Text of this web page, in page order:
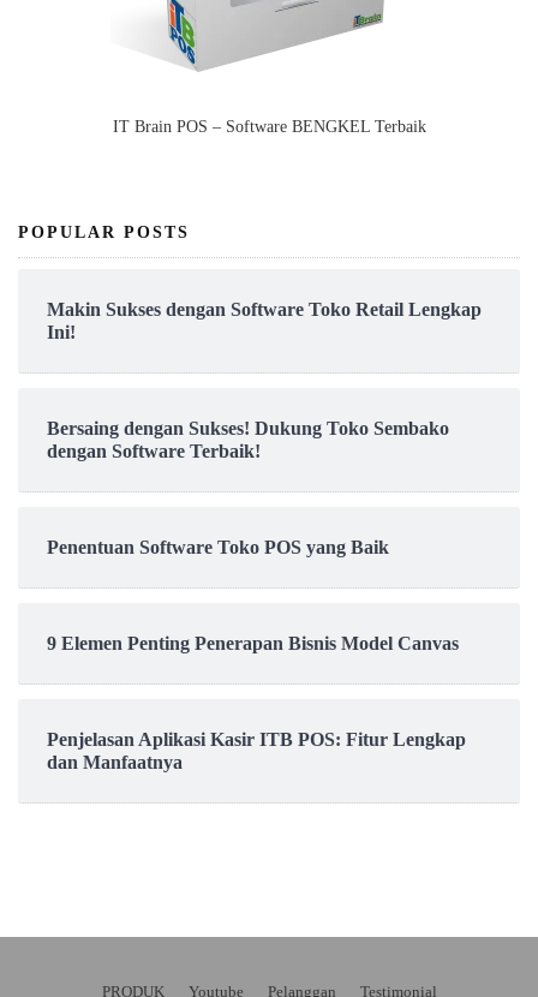
IT Brain POS – Software BENGKEL Terbaik
POPULAR POSTS
Makin Sukses dengan Software Toko Retail Lengkap
Ini!
Bersaing dengan Sukses! Dukung Toko Sembako
dengan Software Terbaik!
Penentuan Software Toko POS yang Baik
9 Elemen Penting Penerapan Bisnis Model Canvas
Penjelasan Aplikasi Kasir ITB POS: Fitur Lengkap
dan Manfaatnya
PRODUK Youtube Pelanggan Testimonial